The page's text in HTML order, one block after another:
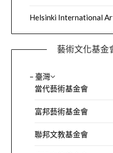
Helsinki International
藝術文化基金
– 臺灣
當代藝術基金會
富邦藝術基金會
聯邦文教基金會